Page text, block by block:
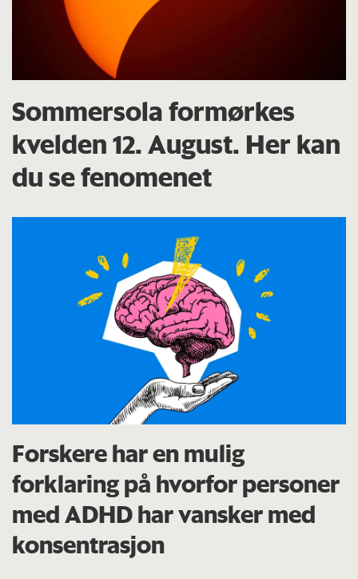
Sommersola formørkes
kvelden 12. August. Her kan
du se fenomenet
Forskere har en mulig
forklaring på hvorfor personer
med ADHD har vansker med
konsentrasjon